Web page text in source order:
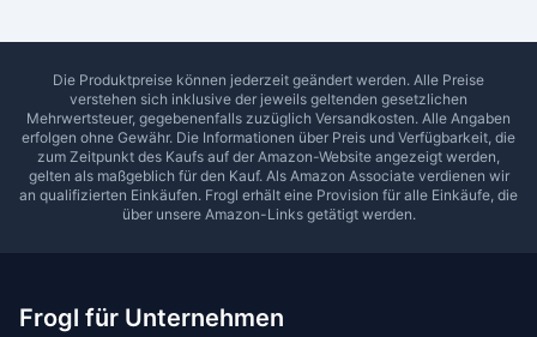
Die Produktpreise können jederzeit geändert werden. Alle Preise
verstehen sich inklusive der jeweils geltenden gesetzlichen
Mehrwertsteuer, gegebenenfalls zuzüglich Versandkosten. Alle Angaben
erfolgen ohne Gewähr. Die Informationen über Preis und Verfügbarkeit, die
zum Zeitpunkt des Kaufs auf der Amazon-Website angezeigt werden,
gelten als maßgeblich für den Kauf. Als Amazon Associate verdienen wir
an qualifizierten Einkäufen. Frogl erhält eine Provision für alle Einkäufe, die
über unsere Amazon-Links getätigt werden.
Frogl für Unternehmen